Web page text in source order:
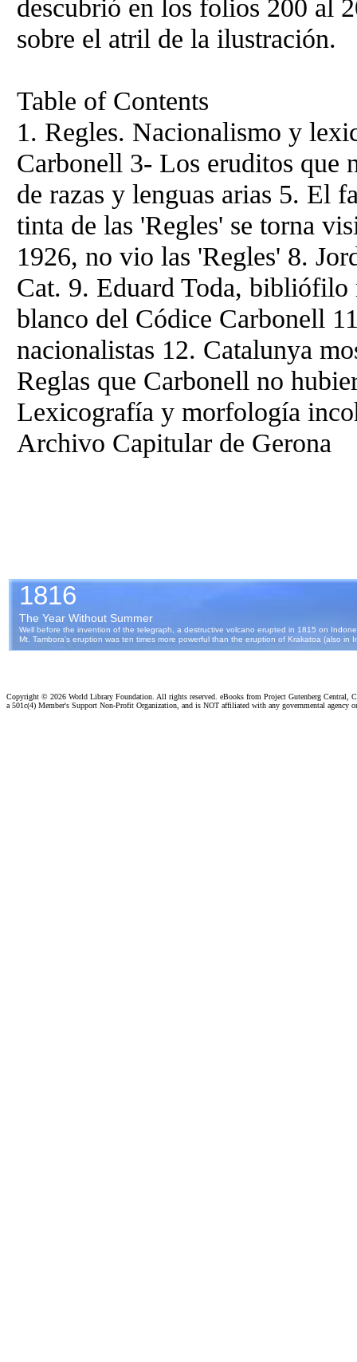
descubrió en los folios 200 al
sobre el atril de la ilustración.
Table of Contents
1. Regles. Nacionalismo y
Carbonell 3- Los eruditos que
de razas y lenguas arias 5. El
tinta de las 'Regles' se torna
1926, no vio las 'Regles' 8.
Cat. 9. Eduard Toda,
blanco del Códice Carbonell
nacionalistas 12. Catalunya
Reglas que Carbonell no
Lexicografía y morfología
Archivo Capitular de Gerona
Copyright © 2026 World Library Foundation. All rights reserved. eBooks from Project Gutenberg Central,
a 501c(4) Member's Support Non-Profit Organization, and is NOT affiliated with any governmental agency